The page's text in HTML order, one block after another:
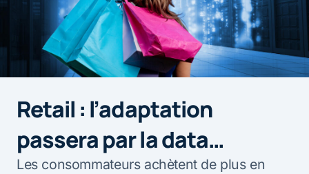
Retail : l’adaptation
passera par la data…
Les consommateurs achètent de plus en